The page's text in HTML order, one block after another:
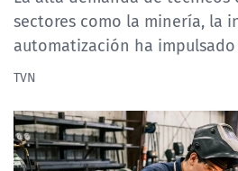
TVN PLAY
PROGRAMAS
TELESERIES
NTV
sectores como la minería, la
automatización ha
TVN